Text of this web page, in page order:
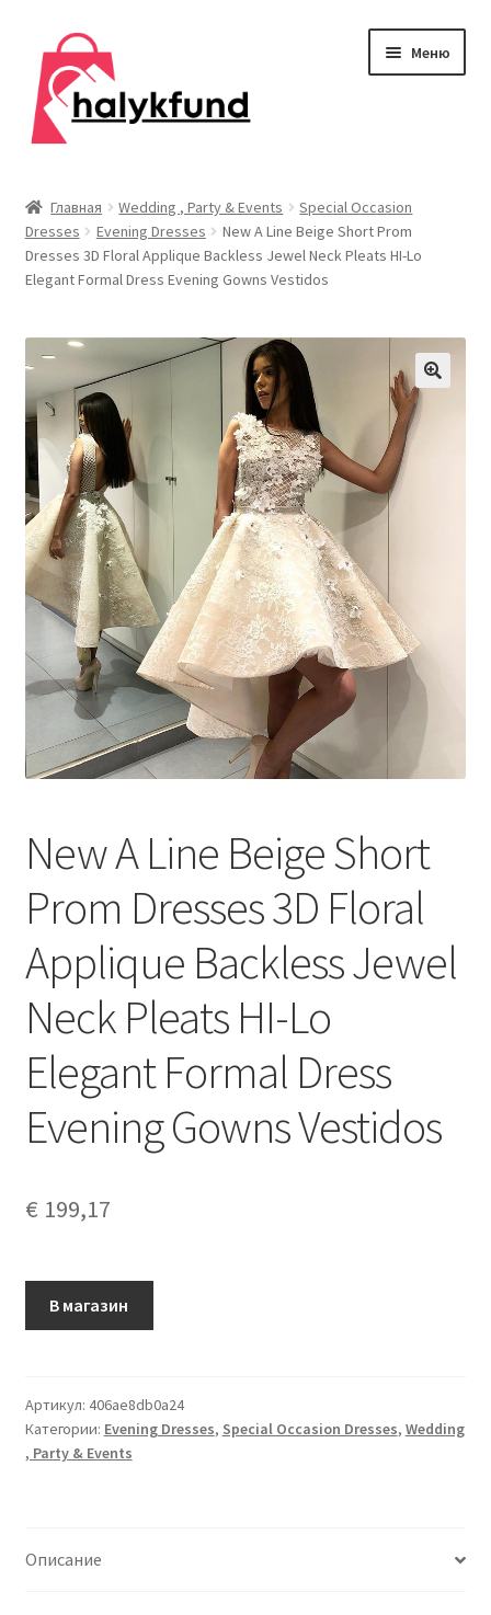
Перейти
навигации
Перейти
содержимому
Меню
Главная
О нас
Контакты
Дом и сад
Одежда
Публикации
Главная Wedding , Party & Events
Special Occasion
Dresses
Evening Dresses
New A Line Beige Short Prom
Dresses 3D Floral Applique Backless Jewel Neck Pleats HI-Lo
Elegant Formal Dress Evening Gowns Vestidos
New A Line Beige Short
Prom Dresses 3D Floral
Applique Backless Jewel
Neck Pleats HI-Lo
Elegant Formal Dress
Evening Gowns Vestidos
€ 199,17
В магазин
Артикул: 406ae8db0a24
Категории: Evening Dresses, Special Occasion Dresses, Wedding
, Party & Events
Описание